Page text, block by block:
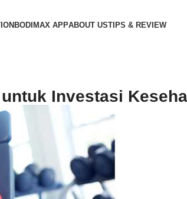
BODIMAX APPABOUT USTIPS & REVIEW
Investasi